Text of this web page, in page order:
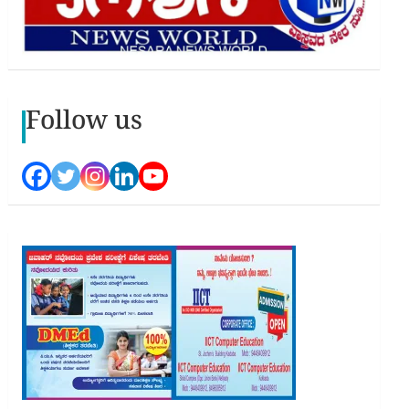
Follow us